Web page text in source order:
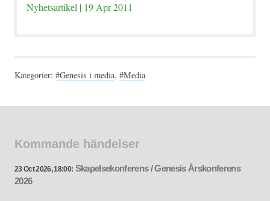
Nyhetsartikel | 19 Apr 2011
Kategorier: #Genesis i media, #Media
Kommande händelser
23 Oct 2026, 18:00: Skapelsekonferens / Genesis Årskonferens
2026